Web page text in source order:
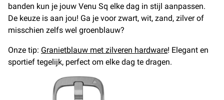
banden kun je jouw Venu Sq elke dag in stijl aanpassen.
De keuze is aan jou! Ga je voor zwart, wit, zand, zilver of
misschien zelfs wel groenblauw?
Onze tip: Granietblauw met zilveren hardware! Elegant en
sportief tegelijk, perfect om elke dag te dragen.